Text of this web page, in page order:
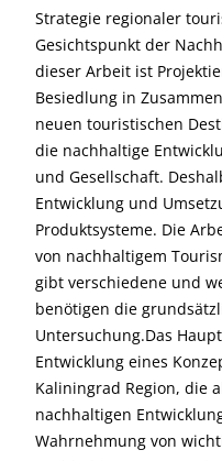
Strategie regionaler
Gesichtspunkt der
dieser Arbeit ist
Besiedlung in
neuen touristischen
die nachhaltige
und Gesellschaft.
Entwicklung und
Produktsysteme. Die
von nachhaltigem
gibt verschiedene und
benötigen die
Untersuchung.Das
Entwicklung eines
Kaliningrad Region, die
nachhaltigen
Wahrnehmung von